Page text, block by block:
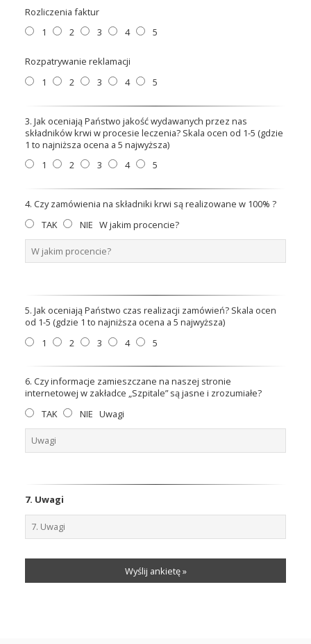
Rozliczenia faktur
1
2 3 4 5
Rozpatrywanie reklamacji
1
2 3 4 5
3. Jak oceniają Państwo jakość wydawanych przez nas
składników krwi w procesie leczenia? Skala ocen od 1-5 (gdzie
1 to najniższa ocena a 5 najwyższa)
1
2 3 4 5
4. Czy zamówienia na składniki krwi są realizowane w 100% ?
TAK
NIE W jakim procencie?
5. Jak oceniają Państwo czas realizacji zamówień? Skala ocen
od 1-5 (gdzie 1 to najniższa ocena a 5 najwyższa)
1
2 3 4 5
6. Czy informacje zamieszczane na naszej stronie
internetowej w zakładce „Szpitale” są jasne i zrozumiałe?
TAK
NIE Uwagi
7. Uwagi
Wyślij ankietę »